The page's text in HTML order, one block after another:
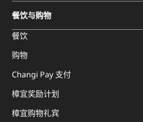
餐饮与购物
餐饮
购物
Changi Pay 支付
樟宜奖励计划
樟宜购物礼宾